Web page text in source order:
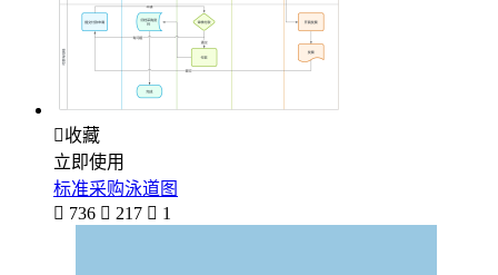
收藏
立即使用
标准采购泳道图
 736  217  1